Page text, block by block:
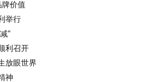
价值
举行
”
利召开
放眼世界
神